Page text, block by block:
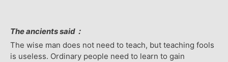
The ancients said：
The wise man does not need to teach, but teaching fools
is useless. Ordinary people need to learn to gain